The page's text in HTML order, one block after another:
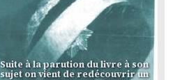
Suite à la parution du livre à son
sujet on vient de redécouvrir un